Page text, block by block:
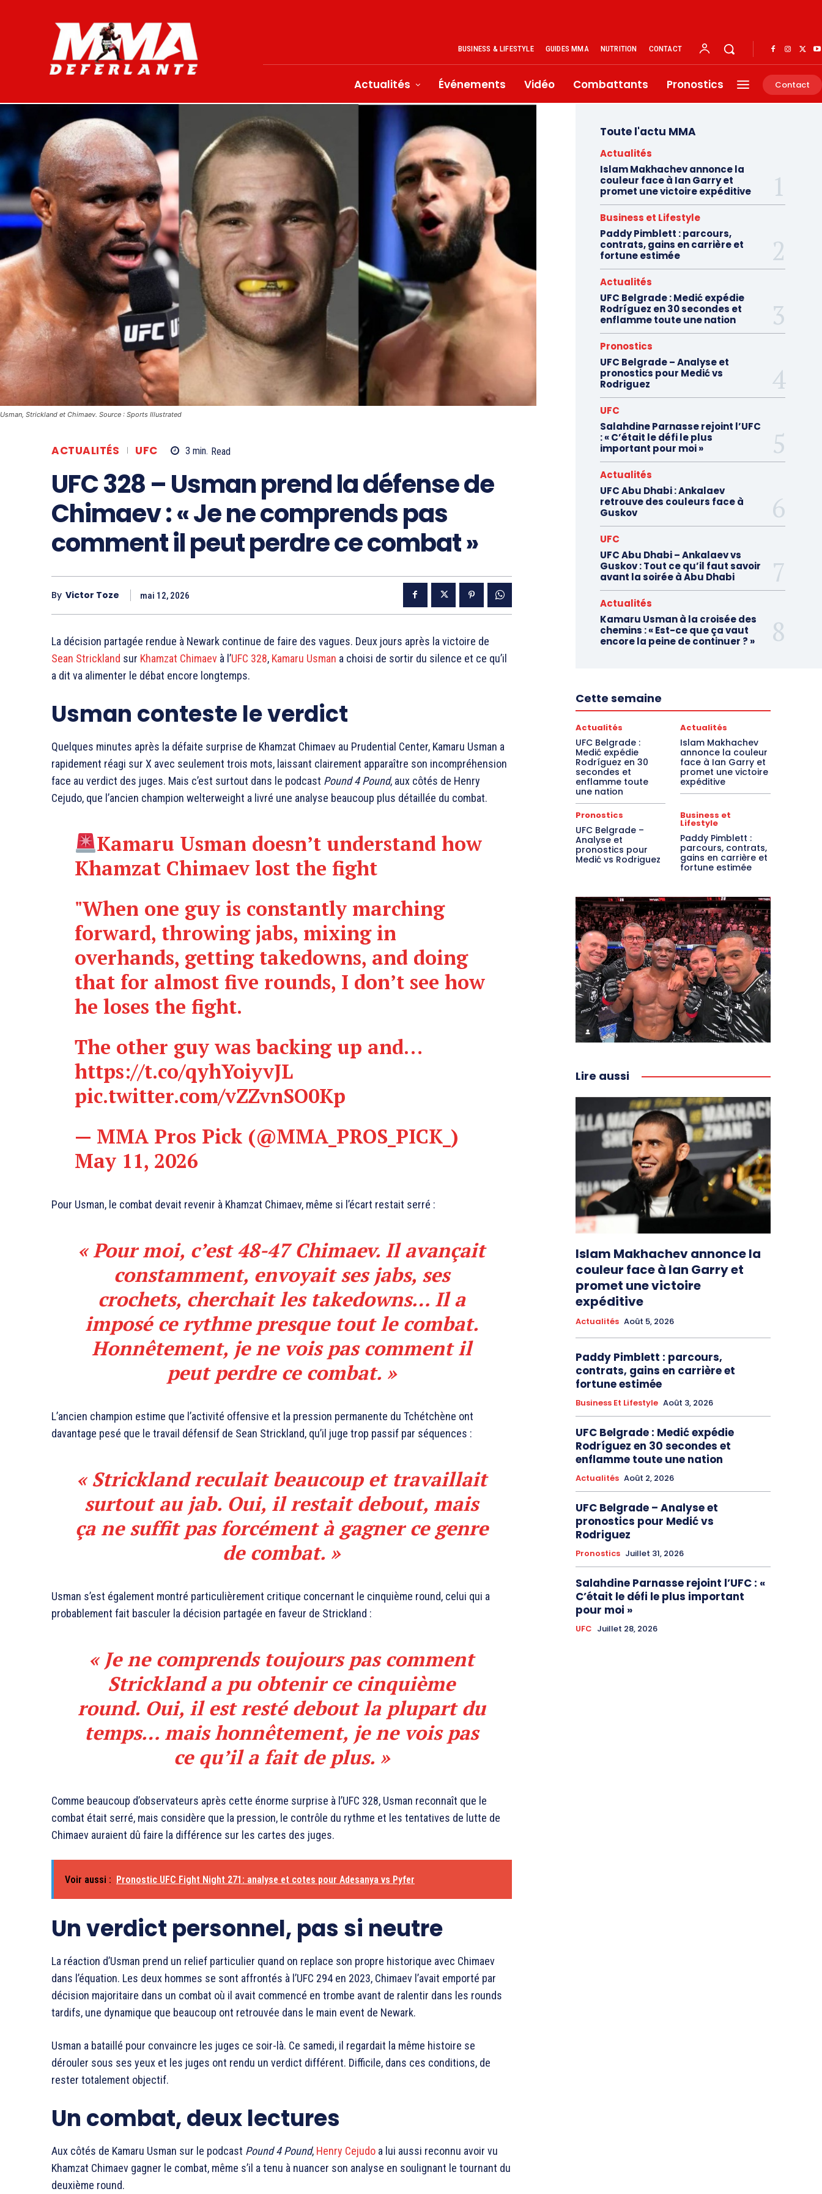
BUSINESS & LIFESTYLE GUIDES MMA NUTRITION CONTACT
Actualités Événements Vidéo Combattants Pronostics Contact
Usman, Strickland et Chimaev. Source : Sports Illustrated
ACTUALITÉS UFC 3 min. Read
UFC 328 – Usman prend la défense de
Chimaev : « Je ne comprends pas
comment il peut perdre ce combat »
By Victor Toze mai 12, 2026
La décision partagée rendue à Newark continue de faire des vagues. Deux jours après la victoire de
Sean Strickland sur Khamzat Chimaev à l’UFC 328, Kamaru Usman a choisi de sortir du silence et ce qu’il
a dit va alimenter le débat encore longtemps.
Usman conteste le verdict
Quelques minutes après la défaite surprise de Khamzat Chimaev au Prudential Center, Kamaru Usman a
rapidement réagi sur X avec seulement trois mots, laissant clairement apparaître son incompréhension
face au verdict des juges. Mais c’est surtout dans le podcast Pound 4 Pound, aux côtés de Henry
Cejudo, que l’ancien champion welterweight a livré une analyse beaucoup plus détaillée du combat.
Kamaru Usman doesn’t understand how
Khamzat Chimaev lost the fight
"When one guy is constantly marching
forward, throwing jabs, mixing in
overhands, getting takedowns, and doing
that for almost five rounds, I don’t see how
he loses the fight.
The other guy was backing up and…
https://t.co/qyhYoiyvJL
pic.twitter.com/vZZvnSO0Kp
— MMA Pros Pick (@MMA_PROS_PICK_)
May 11, 2026
Pour Usman, le combat devait revenir à Khamzat Chimaev, même si l’écart restait serré :
« Pour moi, c’est 48-47 Chimaev. Il avançait
constamment, envoyait ses jabs, ses
crochets, cherchait les takedowns… Il a
imposé ce rythme presque tout le combat.
Honnêtement, je ne vois pas comment il
peut perdre ce combat. »
L’ancien champion estime que l’activité offensive et la pression permanente du Tchétchène ont
davantage pesé que le travail défensif de Sean Strickland, qu’il juge trop passif par séquences :
« Strickland reculait beaucoup et travaillait
surtout au jab. Oui, il restait debout, mais
ça ne suffit pas forcément à gagner ce genre
de combat. »
Usman s’est également montré particulièrement critique concernant le cinquième round, celui qui a
probablement fait basculer la décision partagée en faveur de Strickland :
« Je ne comprends toujours pas comment
Strickland a pu obtenir ce cinquième
round. Oui, il est resté debout la plupart du
temps… mais honnêtement, je ne vois pas
ce qu’il a fait de plus. »
Comme beaucoup d’observateurs après cette énorme surprise à l’UFC 328, Usman reconnaît que le
combat était serré, mais considère que la pression, le contrôle du rythme et les tentatives de lutte de
Chimaev auraient dû faire la différence sur les cartes des juges.
Voir aussi : Pronostic UFC Fight Night 271: analyse et cotes pour Adesanya vs Pyfer
Un verdict personnel, pas si neutre
La réaction d’Usman prend un relief particulier quand on replace son propre historique avec Chimaev
dans l’équation. Les deux hommes se sont affrontés à l’UFC 294 en 2023, Chimaev l’avait emporté par
décision majoritaire dans un combat où il avait commencé en trombe avant de ralentir dans les rounds
tardifs, une dynamique que beaucoup ont retrouvée dans le main event de Newark.
Usman a bataillé pour convaincre les juges ce soir-là. Ce samedi, il regardait la même histoire se
dérouler sous ses yeux et les juges ont rendu un verdict différent. Difficile, dans ces conditions, de
rester totalement objectif.
Un combat, deux lectures
Aux côtés de Kamaru Usman sur le podcast Pound 4 Pound, Henry Cejudo a lui aussi reconnu avoir vu
Khamzat Chimaev gagner le combat, même s’il a tenu à nuancer son analyse en soulignant le tournant du
deuxième round.
Toute l'actu MMA
Actualités
Islam Makhachev annonce la
couleur face à Ian Garry et
promet une victoire expéditive
Business et Lifestyle
Paddy Pimblett : parcours,
contrats, gains en carrière et
fortune estimée
Actualités
UFC Belgrade : Medić expédie
Rodríguez en 30 secondes et
enflamme toute une nation
Pronostics
UFC Belgrade – Analyse et
pronostics pour Medić vs
Rodriguez
UFC
Salahdine Parnasse rejoint l’UFC
: « C’était le défi le plus
important pour moi »
Actualités
UFC Abu Dhabi : Ankalaev
retrouve des couleurs face à
Guskov
UFC
UFC Abu Dhabi – Ankalaev vs
Guskov : Tout ce qu’il faut savoir
avant la soirée à Abu Dhabi
Actualités
Kamaru Usman à la croisée des
chemins : « Est-ce que ça vaut
encore la peine de continuer ? »
Cette semaine
Actualités
UFC Belgrade :
Medić expédie
Rodríguez en 30
secondes et
enflamme toute
une nation
Actualités
Islam Makhachev
annonce la couleur
face à Ian Garry et
promet une victoire
expéditive
Pronostics
UFC Belgrade –
Analyse et
pronostics pour
Medić vs Rodriguez
Business et
Lifestyle
Paddy Pimblett :
parcours, contrats,
gains en carrière et
fortune estimée
Lire aussi
Islam Makhachev annonce la
couleur face à Ian Garry et
promet une victoire
expéditive
Actualités Août 5, 2026
Paddy Pimblett : parcours,
contrats, gains en carrière et
fortune estimée
Business Et Lifestyle Août 3, 2026
UFC Belgrade : Medić expédie
Rodríguez en 30 secondes et
enflamme toute une nation
Actualités Août 2, 2026
UFC Belgrade – Analyse et
pronostics pour Medić vs
Rodriguez
Pronostics Juillet 31, 2026
Salahdine Parnasse rejoint l’UFC : «
C’était le défi le plus important
pour moi »
UFC Juillet 28, 2026